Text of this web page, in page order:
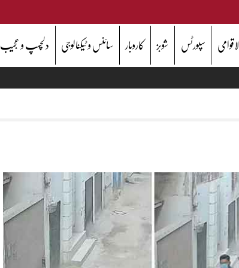
سپورٹس شوبز کاروبار سائنس و ٹیکنالوجی دلچسپ و عجیب